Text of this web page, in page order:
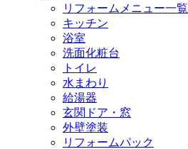
リフォームメニュー一覧
キッチン
浴室
洗面化粧台
トイレ
水まわり
給湯器
玄関ドア・窓
外壁塗装
リフォームパック